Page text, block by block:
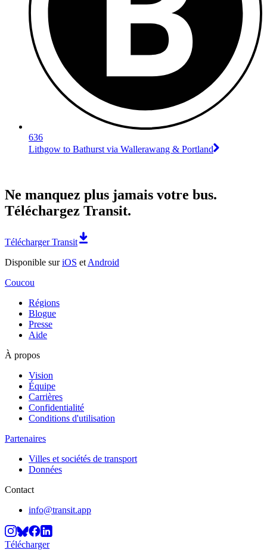
636
Lithgow to Bathurst via Wallerawang & Portland
Ne manquez plus jamais votre bus.
Téléchargez Transit.
Télécharger Transit
Disponible suriOS et Android
Coucou
Régions
Blogue
Presse
Aide
À propos
Vision
Équipe
Carrières
Confidentialité
Conditions d'utilisation
Partenaires
Villes et sociétés de transport
Données
Contact
info@transit.app
Télécharger